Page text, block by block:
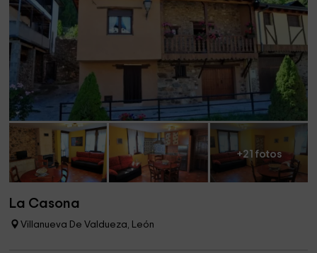
+21 fotos
La Casona
Villanueva De Valdueza, León